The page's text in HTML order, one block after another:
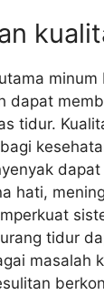
minum
dapat
tidur.
hati,
tidur
masalah